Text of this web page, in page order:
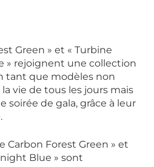
Green » et « Turbine
» rejoignent une collection
tant que modèles non
vie de tous les jours mais
soirée de gala, grâce à leur
Carbon Forest Green » et
Blue » sont